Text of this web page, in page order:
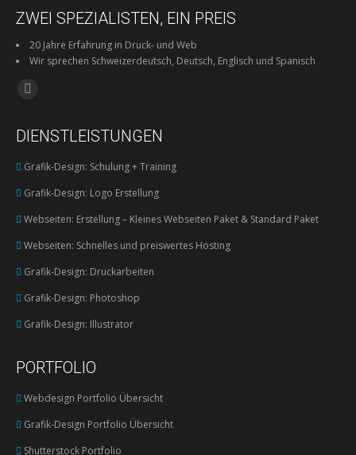
ZWEI SPEZIALISTEN, EIN PREIS
20 Jahre Erfahrung in Druck- und Web
Wir sprechen Schweizerdeutsch, Deutsch, Englisch und Spanisch
Finden Sie uns auf:
Facebook
opens
window
DIENSTLEISTUNGEN
Grafik-Design: Schulung + Training
Grafik-Design: Logo Erstellung
Webseiten: Erstellung – Kleines Webseiten Paket & Standard Paket
Webseiten: Schnelles und preiswertes Hosting
Grafik-Design: Druckarbeiten
Grafik-Design: Photoshop
Grafik-Design: Illustrator
PORTFOLIO
Webdesign Portfolio Übersicht
Grafik-Design Portfolio Übersicht
Shutterstock Portfolio